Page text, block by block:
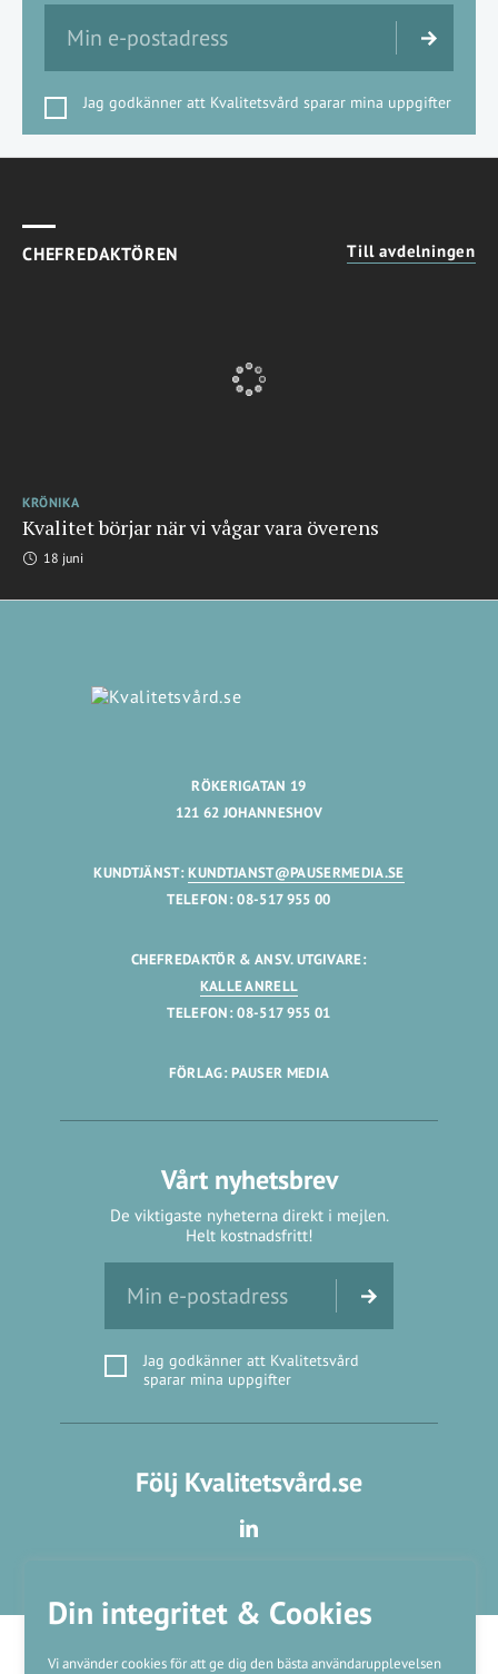
Din integritet & Cookies
Vi använder cookies för att ge dig den bästa användarupplevelsen
Jag godkänner att Kvalitetsvård sparar mina uppgifter
CHEFREDAKTÖREN Till avdelningen
KRÖNIKA
Kvalitet börjar när vi vågar vara överens
18 juni
RÖKERIGATAN 19
121 62 JOHANNESHOV
KUNDTJÄNST:KUNDTJANST@PAUSERMEDIA.SE
TELEFON: 08-517 955 00
CHEFREDAKTÖR & ANSV. UTGIVARE:
KALLE ANRELL
TELEFON: 08-517 955 01
FÖRLAG: PAUSER MEDIA
Vårt nyhetsbrev
De viktigaste nyheterna direkt i mejlen.
Helt kostnadsfritt!
Jag godkänner att Kvalitetsvård
sparar mina uppgifter
Följ Kvalitetsvård.se